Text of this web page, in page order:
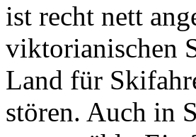
ist recht nett
viktorianischen
Land für
stören. Auch in